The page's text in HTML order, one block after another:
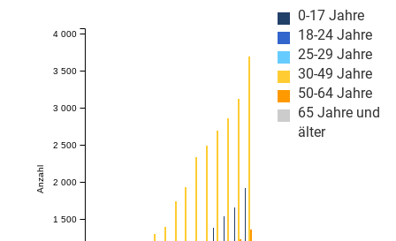
0-17 Jahre
18-24 Jahre
25-29 Jahre
30-49 Jahre
50-64 Jahre
65 Jahre und
älter
Anzahl
1 500
2 000
2 500
3 000
3 500
4 000